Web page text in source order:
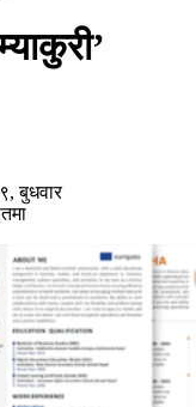
बुधवार